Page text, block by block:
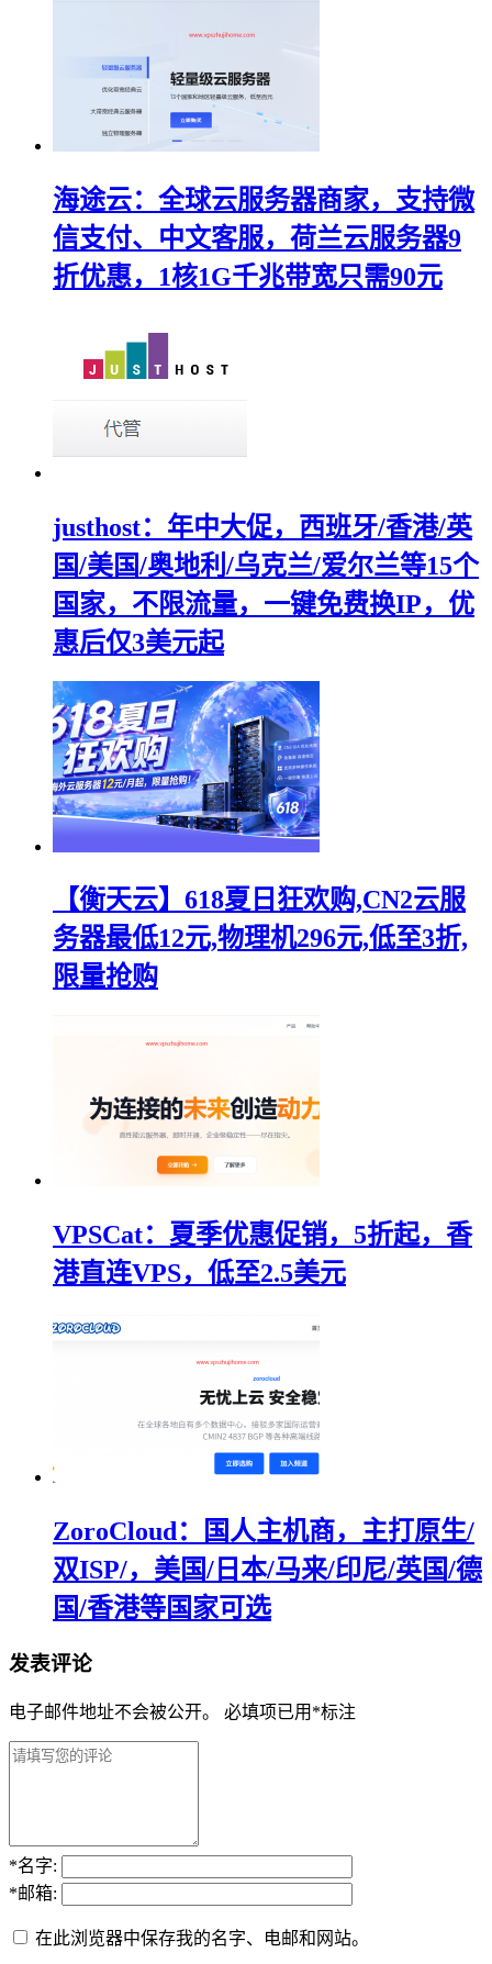
海途云：全球云服务器商家，支持微
信支付、中文客服，荷兰云服务器9
折优惠，1核1G千兆带宽只需90元
justhost：年中大促，西班牙/香港/英
国/美国/奥地利/乌克兰/爱尔兰等15个
国家，不限流量，一键免费换IP，优
惠后仅3美元起
【衡天云】618夏日狂欢购,CN2云服
务器最低12元,物理机296元,低至3折,
限量抢购
VPSCat：夏季优惠促销，5折起，香
港直连VPS，低至2.5美元
ZoroCloud：国人主机商，主打原生/
双ISP/，美国/日本/马来/印尼/英国/德
国/香港等国家可选
发表评论
电子邮件地址不会被公开。 必填项已用 *标注
*名字:
*邮箱:
在此浏览器中保存我的名字、电邮和网站。